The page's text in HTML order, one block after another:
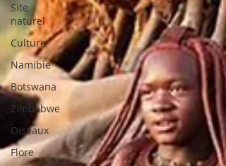
Site
naturel
Culture
Namibie
Botswana
Zimbabwe
Oiseaux
Flore